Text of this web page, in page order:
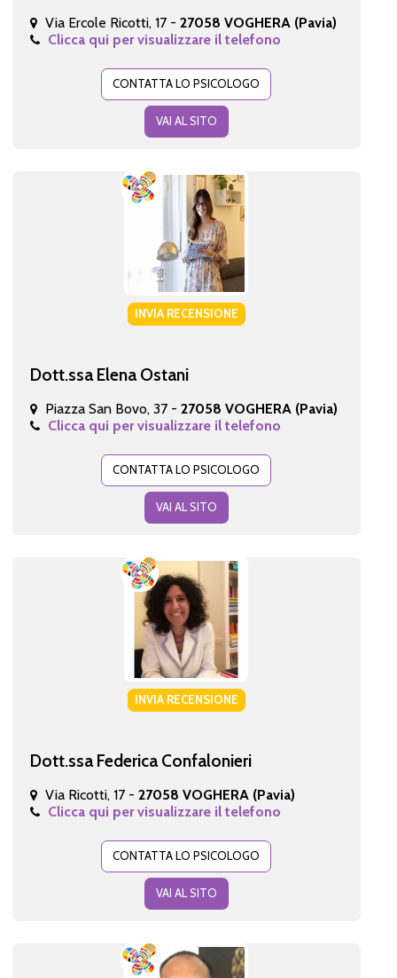
Via Ercole Ricotti, 17 - 27058 VOGHERA (Pavia)
Clicca qui per visualizzare il telefono
CONTATTA LO PSICOLOGO
VAI AL SITO
INVIA RECENSIONE
Dott.ssa Elena Ostani
Piazza San Bovo, 37 - 27058 VOGHERA (Pavia)
Clicca qui per visualizzare il telefono
CONTATTA LO PSICOLOGO
VAI AL SITO
INVIA RECENSIONE
Dott.ssa Federica Confalonieri
Via Ricotti, 17 - 27058 VOGHERA (Pavia)
Clicca qui per visualizzare il telefono
CONTATTA LO PSICOLOGO
VAI AL SITO